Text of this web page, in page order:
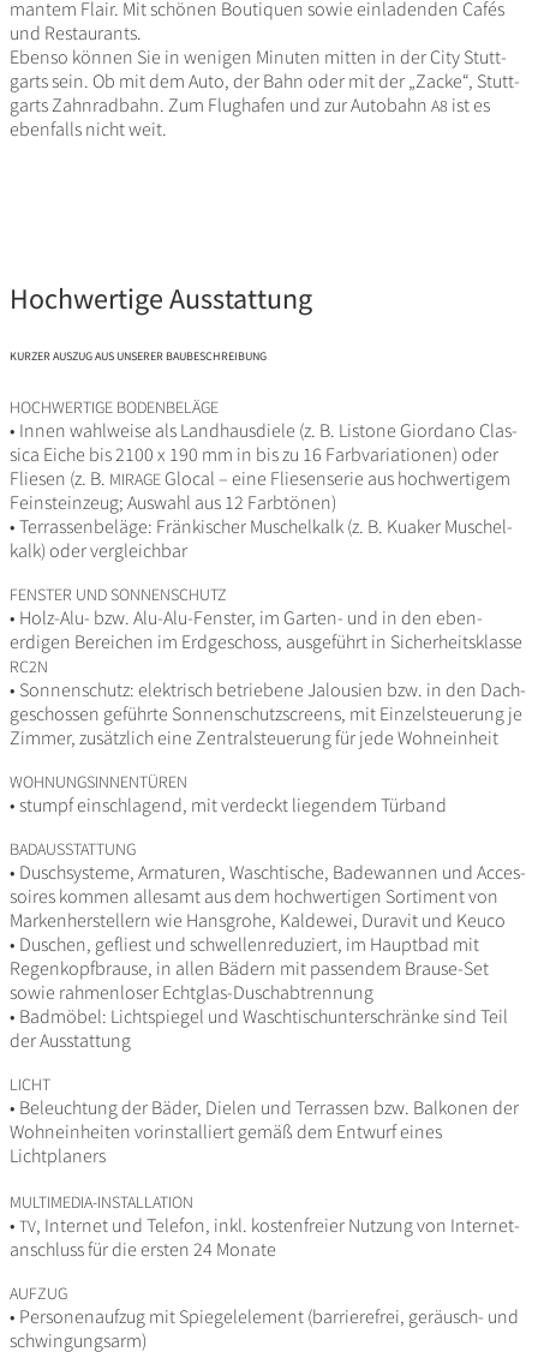
mantem Flair. Mit schönen Bouti­quen sowie einla­denden Cafés
und Restaurants.
Ebenso können Sie in wenigen Minuten mitten in der City Stutt­
garts sein. Ob mit dem Auto, der Bahn oder mit der „Zacke“, Stutt­
garts Zahn­rad­bahn. Zum Flug­hafen und zur Auto­bahn A8 ist es
eben­falls nicht weit.
Hochwertige Ausstattung
KURZERAUSZUGAUSUNSERER BAUBESCHREIBUNG
HOCHWERTIGE BODENBELÄGE
• Innen wahl­weise als Land­h­aus­diele (z. B. Listone Giordano Clas­
sica Eiche bis 2100 x 190 mm in bis zu 16 Farb­va­ria­tionen) oder
Fliesen (z. B. MIRAGE Glocal – eine Flie­sen­serie aus hoch­wer­tigem
Fein­stein­zeug; Auswahl aus 12 Farbtönen)
• Terras­sen­be­läge: Frän­ki­scher Muschel­kalk (z. B. Kuaker Muschel­
kalk) oder vergleichbar
FENSTER UNDSONNENSCHUTZ
• Holz-Alu- bzw. Alu-Alu-Fenster, im Garten- und in den eben­
erdigen Berei­chen im Erdge­schoss, ausge­führt in Sicher­heits­klasse
RC2N
• Sonnen­schutz: elek­trisch betrie­bene Jalou­sien bzw. in den Dach­
ge­schossen geführte Sonnen­schutz­screens, mit Einzel­steue­rung je
Zimmer, zusätz­lich eine Zentral­steue­rung für jede Wohneinheit
WOHNUNGSINNENTÜREN
• stumpf einschla­gend, mit verdeckt liegendem Türband
BADAUSSTATTUNG
• Dusch­sys­teme, Arma­turen, Wasch­ti­sche, Bade­wannen und Acces­
soires kommen alle­samt aus dem hoch­wer­tigen Sorti­ment von
Marken­her­stel­lern wie Hans­g­rohe, Kaldewei, Duravit und Keuco
• Duschen, gefliest und schwel­len­re­du­ziert, im Hauptbad mit
Regen­kopf­brause, in allen Bädern mit passendem Brause-Set
sowie rahmen­loser Echtglas-Duschabtrennung
• Badmöbel: Licht­spiegel und Wasch­tisch­un­ter­schränke sind Teil
der Ausstattung
LICHT
• Beleuch­tung der Bäder, Dielen und Terrassen bzw. Balkonen der
Wohn­ein­heiten vorin­stal­liert gemäß dem Entwurf eines
Lichtplaners
MULTIMEDIA-INSTALLATION
• TV, Internet und Telefon, inkl. kosten­freier Nutzung von Inter­net­
an­schluss für die ersten 24 Monate
AUFZUG
• Perso­nen­aufzug mit Spie­gel­ele­ment (barrie­re­frei, geräusch- und
schwingungsarm)